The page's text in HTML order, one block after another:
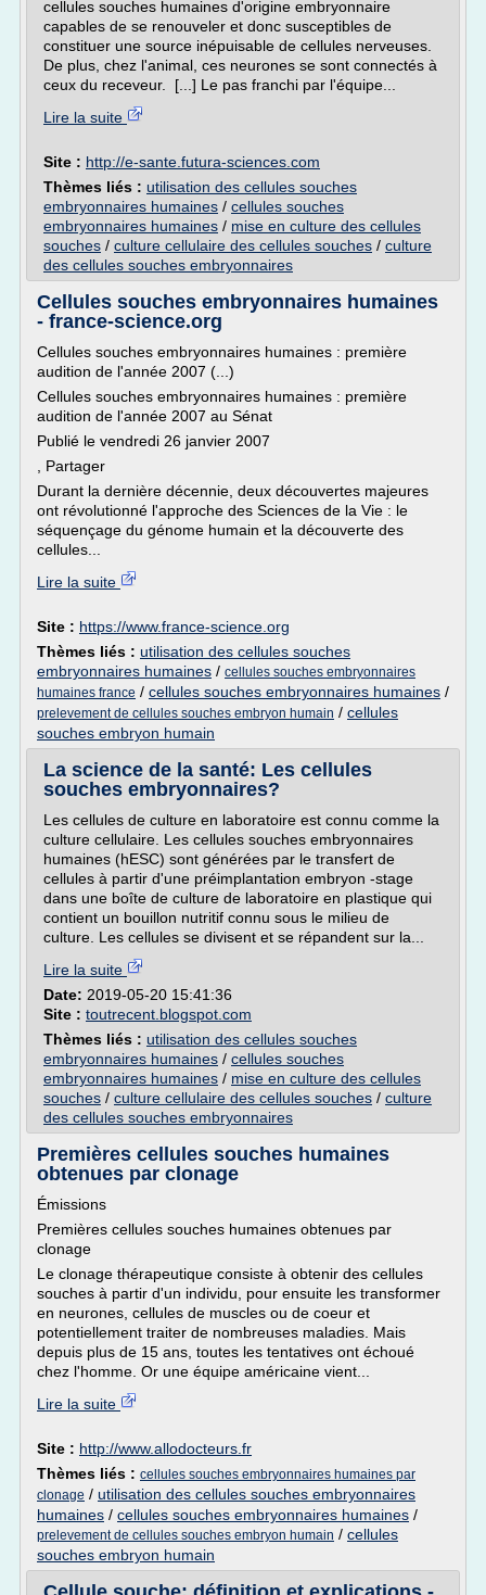
cellules souches humaines d'origine embryonnaire
capables de se renouveler et donc susceptibles de
constituer une source inépuisable de cellules nerveuses.
De plus, chez l'animal, ces neurones se sont connectés à
ceux du receveur. [...] Le pas franchi par l'équipe...
Lire la suite
Site : http://e-sante.futura-sciences.com
Thèmes liés : utilisation des cellules souches
embryonnaires humaines / cellules souches
embryonnaires humaines / mise en culture des cellules
souches / culture cellulaire des cellules souches / culture
des cellules souches embryonnaires
Cellules souches embryonnaires humaines
- france-science.org
Cellules souches embryonnaires humaines : première
audition de l'année 2007 (...)
Cellules souches embryonnaires humaines : première
audition de l'année 2007 au Sénat
Publié le vendredi 26 janvier 2007
, Partager
Durant la dernière décennie, deux découvertes majeures
ont révolutionné l'approche des Sciences de la Vie : le
séquençage du génome humain et la découverte des
cellules...
Lire la suite
Site : https://www.france-science.org
Thèmes liés : utilisation des cellules souches
embryonnaires humaines / cellules souches embryonnaires
humaines france / cellules souches embryonnaires humaines /
prelevement de cellules souches embryon humain / cellules
souches embryon humain
La science de la santé: Les cellules
souches embryonnaires?
Les cellules de culture en laboratoire est connu comme la
culture cellulaire. Les cellules souches embryonnaires
humaines (hESC) sont générées par le transfert de
cellules à partir d'une préimplantation embryon -stage
dans une boîte de culture de laboratoire en plastique qui
contient un bouillon nutritif connu sous le milieu de
culture. Les cellules se divisent et se répandent sur la...
Lire la suite
Date: 2019-05-20 15:41:36
Site : toutrecent.blogspot.com
Thèmes liés : utilisation des cellules souches
embryonnaires humaines / cellules souches
embryonnaires humaines / mise en culture des cellules
souches / culture cellulaire des cellules souches / culture
des cellules souches embryonnaires
Premières cellules souches humaines
obtenues par clonage
Émissions
Premières cellules souches humaines obtenues par
clonage
Le clonage thérapeutique consiste à obtenir des cellules
souches à partir d'un individu, pour ensuite les transformer
en neurones, cellules de muscles ou de coeur et
potentiellement traiter de nombreuses maladies. Mais
depuis plus de 15 ans, toutes les tentatives ont échoué
chez l'homme. Or une équipe américaine vient...
Lire la suite
Site : http://www.allodocteurs.fr
Thèmes liés : cellules souches embryonnaires humaines par
clonage / utilisation des cellules souches embryonnaires
humaines / cellules souches embryonnaires humaines /
prelevement de cellules souches embryon humain / cellules
souches embryon humain